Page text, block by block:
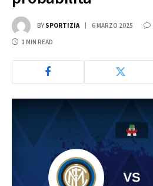
BY SPORTIZIA 6 MARZO 2025
1 MIN READ